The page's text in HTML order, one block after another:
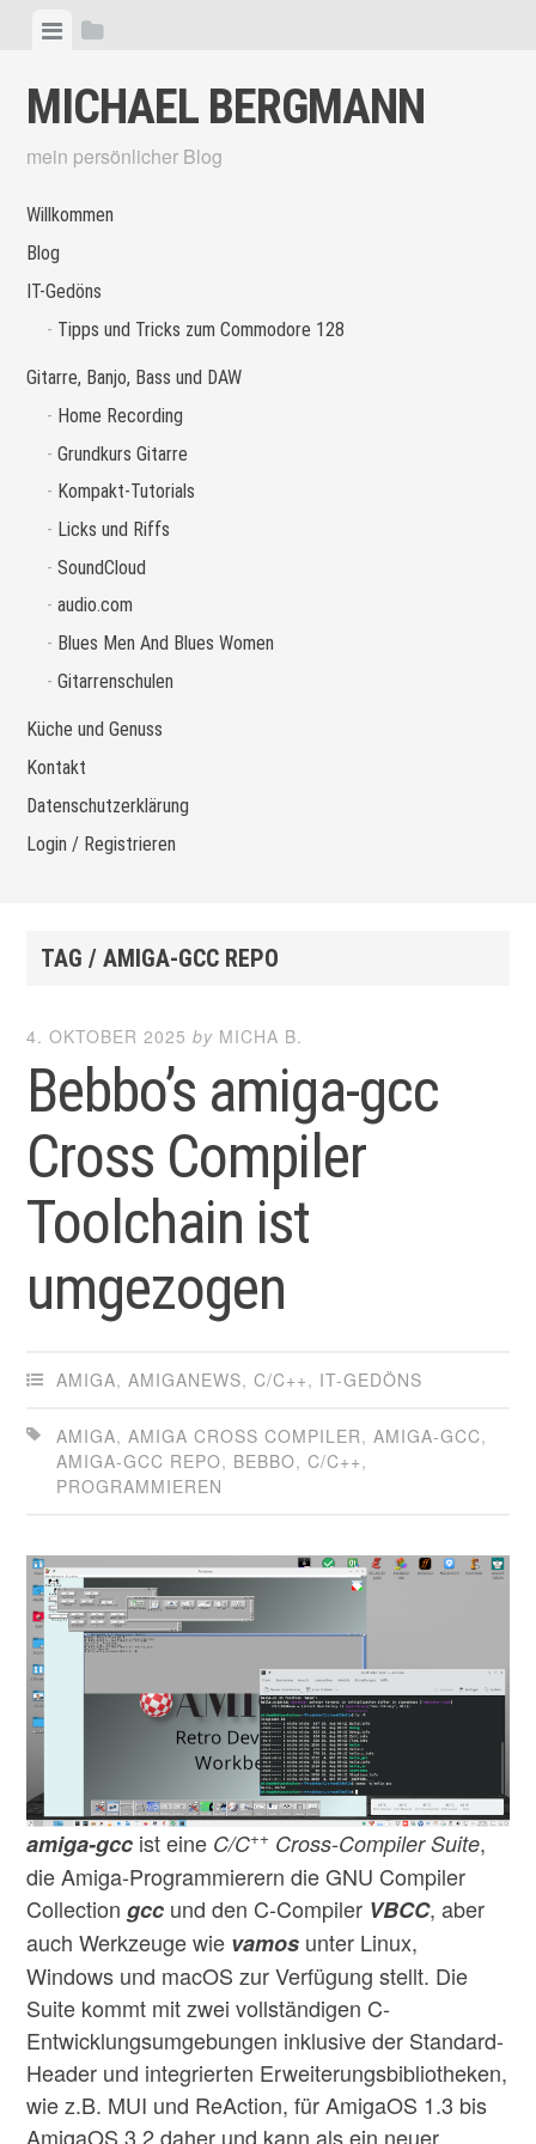
Skip
content
ViewView
MICHAEL BERGMANN
mein persönlicher Blog
Willkommen
Blog
IT-Gedöns
Tipps und Tricks zum Commodore 128
Gitarre, Banjo, Bass und DAW
Home Recording
Grundkurs Gitarre
Kompakt-Tutorials
Licks und Riffs
SoundCloud
audio.com
Blues Men And Blues Women
Gitarrenschulen
Küche und Genuss
Kontakt
Datenschutzerklärung
Login / Registrieren
TAG / AMIGA-GCC REPO
4. OKTOBER 2025 by MICHA B.
Bebbo’s amiga-gcc
Cross Compiler
Toolchain ist
umgezogen
AMIGA,AMIGANEWS,C/C++, IT-GEDÖNS
AMIGA,AMIGA CROSS COMPILER,AMIGA-GCC,
AMIGA-GCC REPO, BEBBO,C/C++,
PROGRAMMIEREN
amiga-gcc ist eine C/C++ Cross-Compiler Suite,
die Amiga-Programmierern die GNU Compiler
Collectiongcc und den C-Compiler VBCC, aber
auch Werkzeuge wie vamos unter Linux,
Windows und macOS zur Verfügung stellt. Die
Suite kommt mit zwei vollständigen C-
Entwicklungsumgebungen inklusive der Standard-
Header und integrierten Erweiterungsbibliotheken,
wie z.B. MUI und ReAction, für AmigaOS 1.3 bis
AmigaOS 3.2 daher und kann als ein neuer